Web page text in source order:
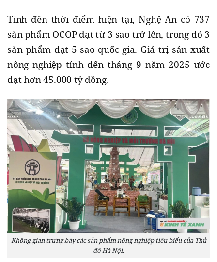
Tính đến thời điểm hiện tại, Nghệ An có 737
sản phẩm OCOP đạt từ 3 sao trở lên, trong đó 3
sản phẩm đạt 5 sao quốc gia. Giá trị sản xuất
nông nghiệp tính đến tháng 9 năm 2025 ước
đạt hơn 45.000 tỷ đồng.
Không gian trưng bày các sản phẩm nông nghiệp tiêu biểu của Thủ
đô Hà Nội.